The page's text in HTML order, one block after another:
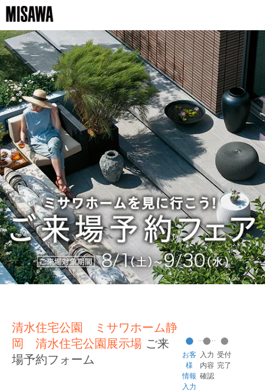
清水住宅公園 ミサワホーム静
岡 清水住宅公園展示場 ご来
場予約フォーム
お客
様
情報
入力
入力
内容
確認
受付
完了